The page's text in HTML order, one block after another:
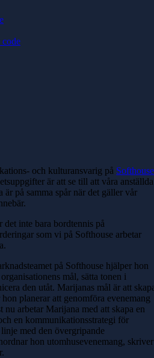
code
och kulturansvarig på Softhouse
är att se till att våra anställda
på samma spår när det gäller vår
inte bara bordtennis på
som vi på Softhouse arbetar
på Softhouse hjälper hon
mål, sätta tonen i
den utåt. Marijanas mål är att
planerar att genomföra evenemang
arbetar Marijana med att skapa en
en kommunikationsstrategi för
med den övergripande
hon utomhusevenemang, skriver